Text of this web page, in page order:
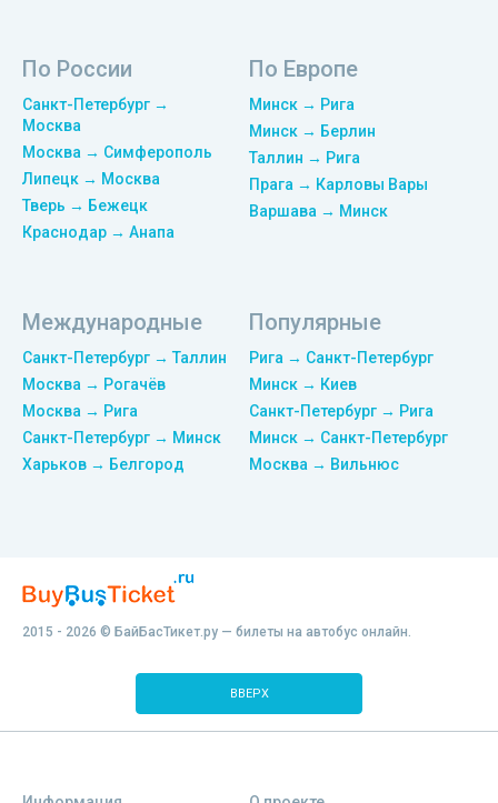
По России
Санкт-Петербург →
Москва
Москва → Симферополь
Липецк → Москва
Тверь → Бежецк
Краснодар → Анапа
По Европе
Минск → Рига
Минск → Берлин
Таллин → Рига
Прага → Карловы Вары
Варшава → Минск
Международные
Санкт-Петербург → Таллин
Москва → Рогачёв
Москва → Рига
Санкт-Петербург → Минск
Харьков → Белгород
Популярные
Рига → Санкт-Петербург
Минск → Киев
Санкт-Петербург → Рига
Минск → Санкт-Петербург
Москва → Вильнюс
2015 - 2026 © БайБасТикет.ру — билеты на автобус онлайн.
ВВЕРХ